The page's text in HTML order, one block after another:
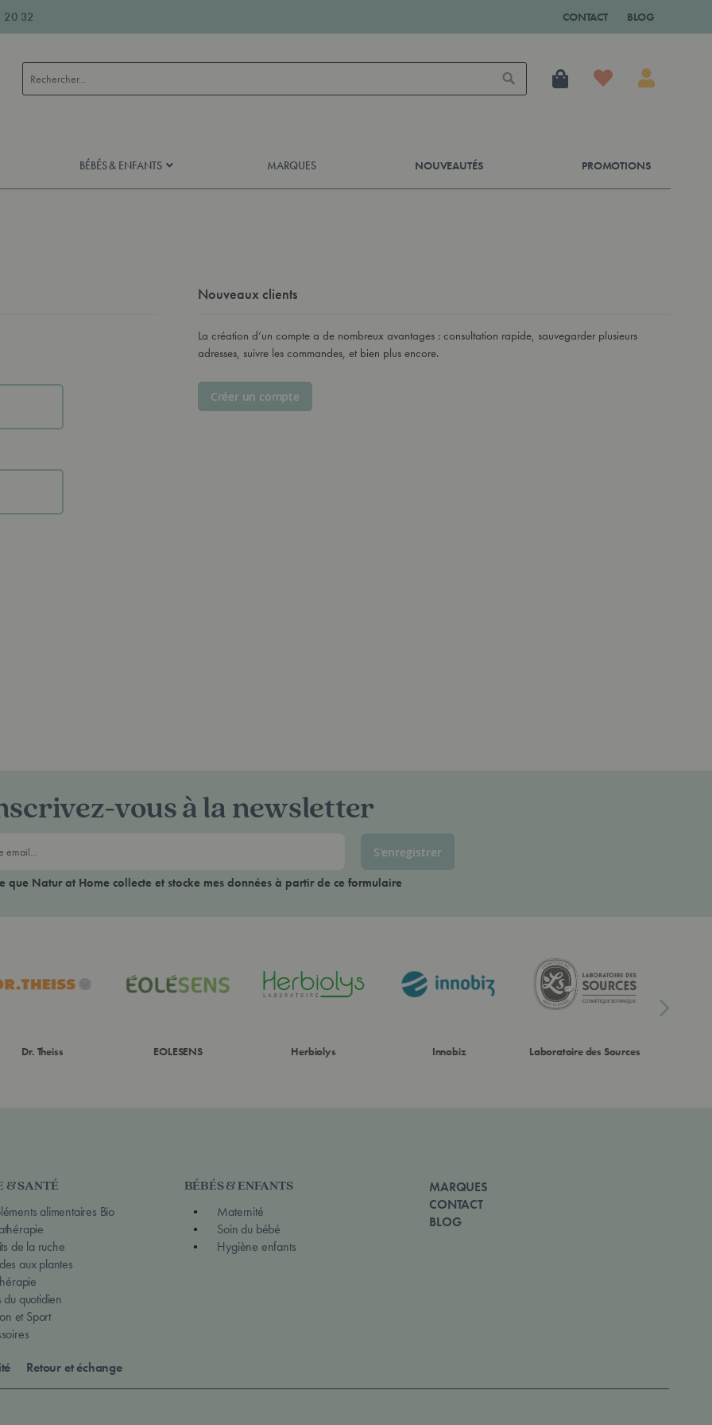
20 32 CONTACT BLOG
Rechercher Rechercher
Mon panier
BÉBÉS & ENFANTS MARQUES NOUVEAUTÉS PROMOTIONS
Nouveaux clients
La création d’un compte a de nombreux avantages : consultation rapide, sauvegarder plusieurs
adresses, suivre les commandes, et bien plus encore.
Créer un compte
vous à la newsletter
S'enregistrer
ce que Natur at Home collecte et stocke mes données à partir de ce formulaire
Dr. Theiss EOLESENS Herbiolys Innobiz Laboratoire des Sources
& SANTÉ
alimentaires Bio
de la ruche
aux plantes
du quotidien
et Sport
BÉBÉS & ENFANTS
Maternité
Soin du bébé
Hygiène enfants
MARQUES
CONTACT
BLOG
Retour et échange